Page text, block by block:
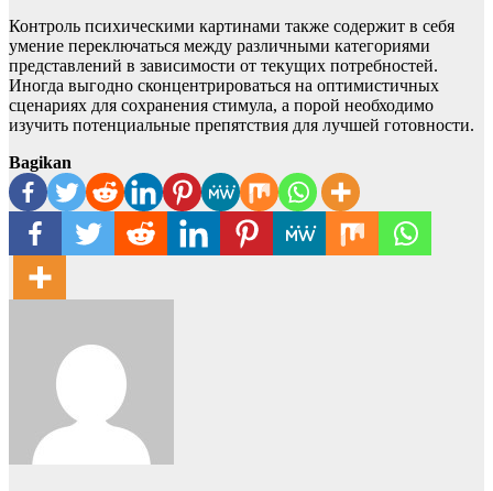
Контроль психическими картинами также содержит в себя
умение переключаться между различными категориями
представлений в зависимости от текущих потребностей.
Иногда выгодно сконцентрироваться на оптимистичных
сценариях для сохранения стимула, а порой необходимо
изучить потенциальные препятствия для лучшей готовности.
Bagikan